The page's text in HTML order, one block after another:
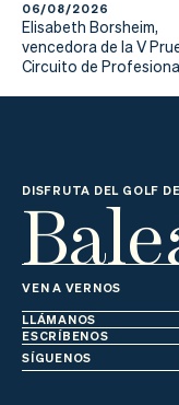
06/08/2026
Elisabeth Borsheim,
vencedora de la V
Circuito de
DISFRUTA DEL GOLF DE
VEN A VERNOS
LLÁMANOS
ESCRÍBENOS
SÍGUENOS